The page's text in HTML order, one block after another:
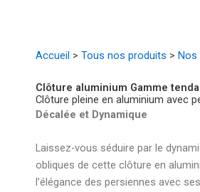
Accueil > Tous nos produits >
Clôture aluminium Gamme
Clôture pleine en aluminium avec
Décalée et Dynamique
Laissez-vous séduire par le
obliques de cette clôture en
l’élégance des persiennes avec